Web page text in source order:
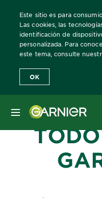
Este sitio es para
Las cookies, las
identificación de
personalizada. Para
este tema, consulte
OK
MENÚ